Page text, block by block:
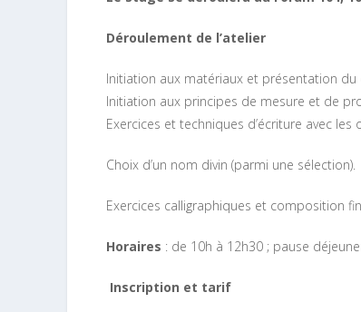
Déroulement de l’atelier
Initiation aux matériaux et présentation du
Initiation aux principes de mesure et de
Exercices et techniques d’écriture avec les
Choix d’un nom divin (parmi une sélection).
Exercices calligraphiques et composition
Horaires : de 10h à 12h30 ; pause
Inscription et tarif